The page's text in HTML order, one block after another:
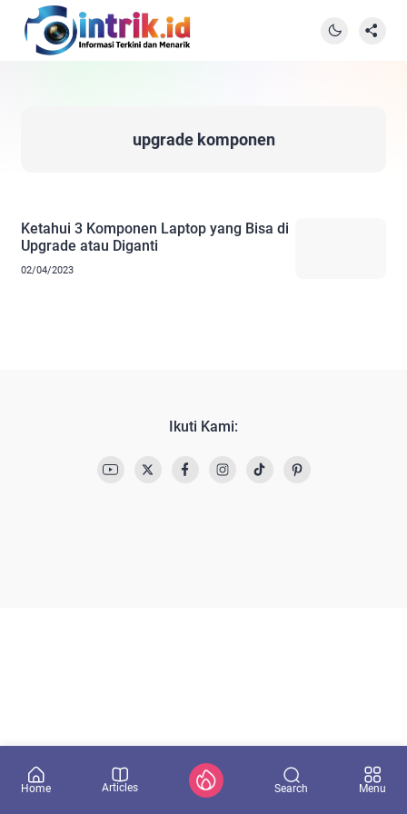
upgrade komponen
Ketahui 3 Komponen Laptop yang Bisa di
Upgrade atau Diganti
02/04/2023
Ikuti Kami:
Home Articles Search Menu